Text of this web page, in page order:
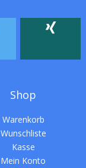
Shop
Warenkorb
Wunschliste
Kasse
Mein Konto